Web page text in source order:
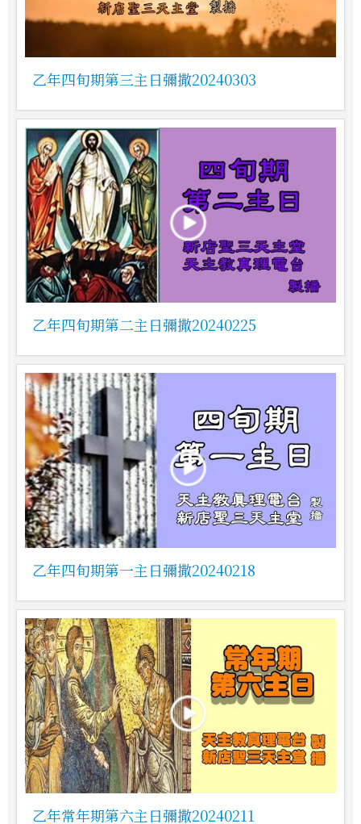
乙年四旬期第三主日彌撒20240303
乙年四旬期第二主日彌撒20240225
乙年四旬期第一主日彌撒20240218
乙年常年期第六主日彌撒20240211